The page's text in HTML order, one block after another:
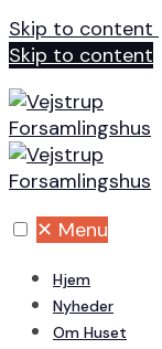
Skip to content
Skip to content
✕ Menu
Hjem
Nyheder
Om Huset